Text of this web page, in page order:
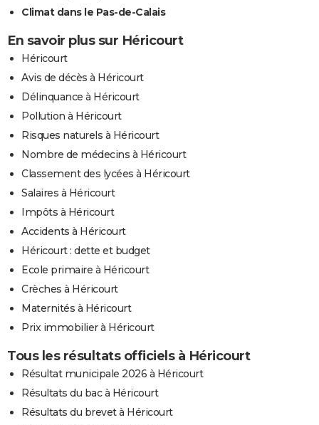
Climat dans le Pas-de-Calais
En savoir plus sur Héricourt
Héricourt
Avis de décès à Héricourt
Délinquance à Héricourt
Pollution à Héricourt
Risques naturels à Héricourt
Nombre de médecins à Héricourt
Classement des lycées à Héricourt
Salaires à Héricourt
Impôts à Héricourt
Accidents à Héricourt
Héricourt : dette et budget
Ecole primaire à Héricourt
Crèches à Héricourt
Maternités à Héricourt
Prix immobilier à Héricourt
Tous les résultats officiels à Héricourt
Résultat municipale 2026 à Héricourt
Résultats du bac à Héricourt
Résultats du brevet à Héricourt